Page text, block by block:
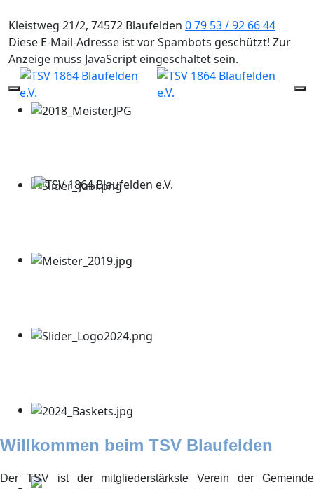
Kleistweg 21/2, 74572 Blaufelden 0 79 53 / 92 66 44
Diese E-Mail-Adresse ist vor Spambots geschützt! Zur
Anzeige muss JavaScript eingeschaltet sein.
Mobile Menu Toggle
Willkommen beim TSV Blaufelden
Der TSV ist der mitgliederstärkste Verein der Gemeinde